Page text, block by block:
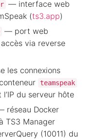
— interface web
(ts3.app)
— port web
via reverse
les connexions
teamspeak
du serveur hôte
réseau Docker
TS3 Manager
(10011) du